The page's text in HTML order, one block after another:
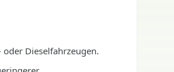
Dieselfahrzeugen.